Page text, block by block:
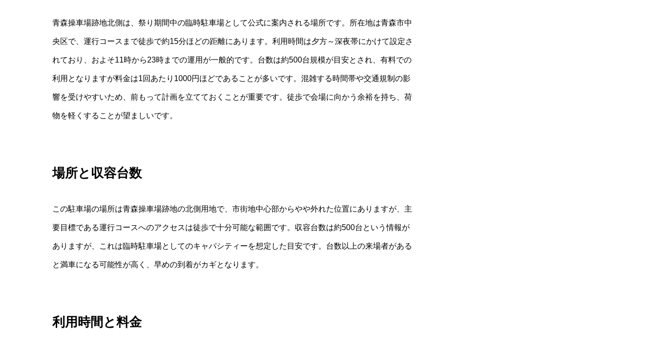
青森操車場跡地北側は、祭り期間中の臨時駐車場として公式に案内される場所です。所在地は青森市中
央区で、運行コースまで徒歩で約15分ほどの距離にあります。利用時間は夕方～深夜帯にかけて設定さ
れており、およそ11時から23時までの運用が一般的です。台数は約500台規模が目安とされ、有料での
利用となりますが料金は1回あたり1000円ほどであることが多いです。混雑する時間帯や交通規制の影
響を受けやすいため、前もって計画を立てておくことが重要です。徒歩で会場に向かう余裕を持ち、荷
物を軽くすることが望ましいです。
場所と収容台数
この駐車場の場所は青森操車場跡地の北側用地で、市街地中心部からやや外れた位置にありますが、主
要目標である運行コースへのアクセスは徒歩で十分可能な範囲です。収容台数は約500台という情報が
ありますが、これは臨時駐車場としてのキャパシティーを想定した目安です。台数以上の来場者がある
と満車になる可能性が高く、早めの到着がカギとなります。
利用時間と料金